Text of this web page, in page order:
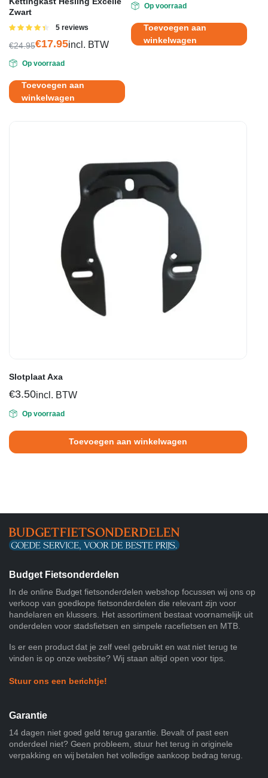
Zwart
Gewaardeerd
5 reviews
€24.95
prijs
was:
€24.95.
€17.95
prijs
is:
€17.95.
incl. BTW
Op voorraad
Toevoegen aan
winkelwagen
Op voorraad
Toevoegen aan
winkelwagen
Slotplaat Axa
€3.50incl. BTW
Op voorraad
Toevoegen aan winkelwagen
Budget Fietsonderdelen
In de online Budget fietsonderdelen webshop focussen wij ons op
verkoop van goedkope fietsonderdelen die relevant zijn voor
handelaren en klussers. Het assortiment bestaat voornamelijk uit
onderdelen voor stadsfietsen en simpele racefietsen en MTB.
Is er een product dat je zelf veel gebruikt en wat niet terug te
vinden is op onze website? Wij staan altijd open voor tips.
Stuur ons een berichtje!
Garantie
14 dagen niet goed geld terug garantie. Bevalt of past een
onderdeel niet? Geen probleem, stuur het terug in originele
verpakking en wij betalen het volledige aankoop bedrag terug.